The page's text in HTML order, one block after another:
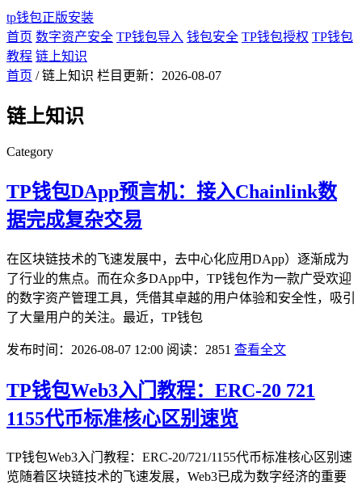
tp钱包正版安装
首页 数字资产安全 TP钱包导入 钱包安全 TP钱包授权 TP钱包
教程 链上知识
首页 / 链上知识 栏目更新：2026-08-07
链上知识
Category
TP钱包DApp预言机：接入Chainlink数
据完成复杂交易
在区块链技术的飞速发展中，去中心化应用DApp）逐渐成为
了行业的焦点。而在众多DApp中，TP钱包作为一款广受欢迎
的数字资产管理工具，凭借其卓越的用户体验和安全性，吸引
了大量用户的关注。最近，TP钱包
发布时间：2026-08-07 12:00 阅读：2851 查看全文
TP钱包Web3入门教程：ERC-20 721
1155代币标准核心区别速览
TP钱包Web3入门教程：ERC-20/721/1155代币标准核心区别速
览随着区块链技术的飞速发展，Web3已成为数字经济的重要